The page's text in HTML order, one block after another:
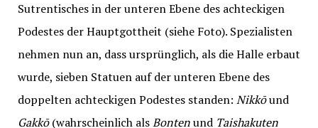
Sutrentisches in der unteren Ebene des achteckigen
Podestes der Hauptgottheit (siehe Foto). Spezialisten
nehmen nun an, dass ursprünglich, als die Halle erbaut
wurde, sieben Statuen auf der unteren Ebene des
doppelten achteckigen Podestes standen: Nikkōund
Gakkō(wahrscheinlich alsBontenund Taishakuten